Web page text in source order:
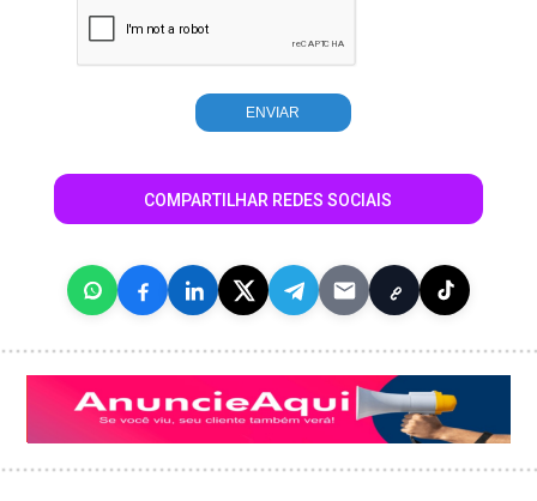
COMPARTILHAR REDES SOCIAIS